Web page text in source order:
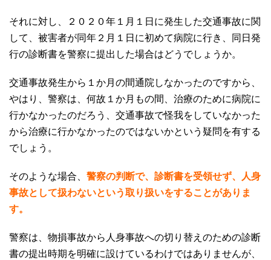
それに対し、２０２０年１月１日に発生した交通事故に関
して、被害者が同年２月１日に初めて病院に行き、同日発
行の診断書を警察に提出した場合はどうでしょうか。
交通事故発生から１か月の間通院しなかったのですから、
やはり、警察は、何故１か月もの間、治療のために病院に
行かなかったのだろう、交通事故で怪我をしていなかった
から治療に行かなかったのではないかという疑問を有する
でしょう。
そのような場合、 警察の判断で、診断書を受領せず、人身
事故として扱わないという取り扱いをすることがありま
す。
警察は、物損事故から人身事故への切り替えのための診断
書の提出時期を明確に設けているわけではありませんが、